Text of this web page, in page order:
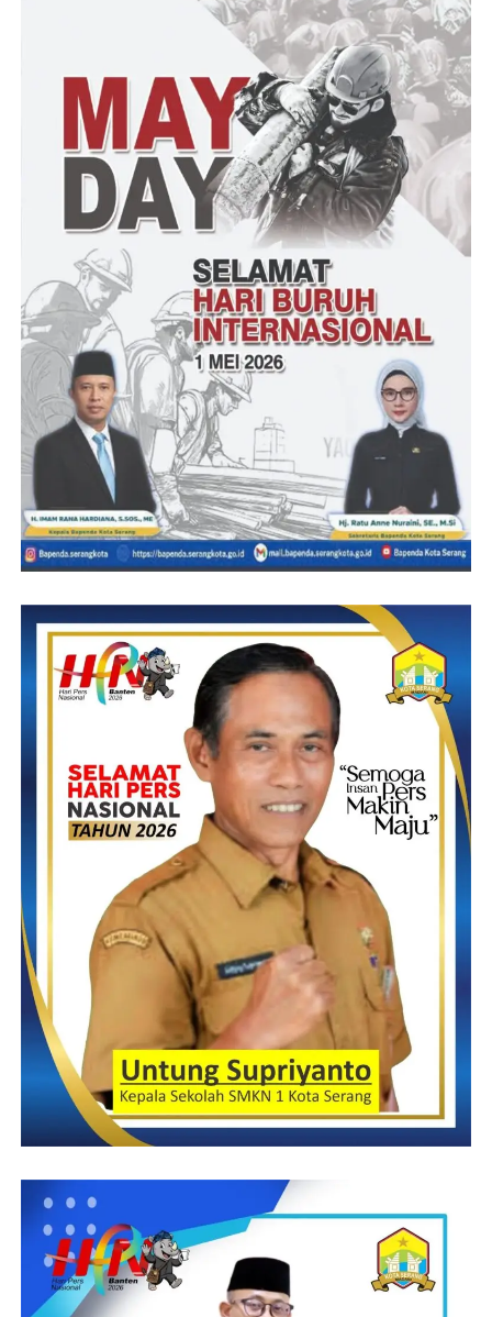
Karena itu Parman mengaku pihaknya tidak segan-segan
melaporkan para oknum yang membekingi aktivitas tersebut
kepada Propam Polda Banten untuk ditindak tegas.
“Sudah ada dugaan beberapa nama oknum. Tinggal lihat saja
jika masih jadi beking kegiatan ilegal itu,” tegasnya.
Selain itu, Parman juga akan mengadukan nama oknum pegawai
PT Telkom kepada direksi PT Telkom pusat agar diberikan
sanksi tegas. “ia Oknum PT Telkom juga akan saya laporkan,”
jelasnya.
Senada dikatakan aktivis lainnya Asep. Jika benar dugaan
tersebut, maka seluruh pihak termasuk masyarakat diminta dapat
bertindak bersama dengan menghentikan kegiatan yang dapat
merusak lingkungan serta merugikan negara.
“Bukan hanya merugikan negara jika benar dugaan ini, tapi juga
bisa merusak lingkungan. Karena itu saya minta semua pihak
dapat membantu memberantas aktivitas yang diduga ilegal ini,”
katanya.
Didi R
Post Views: 16